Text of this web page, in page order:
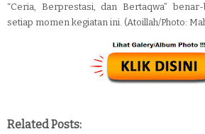
“Ceria, Berprestasi, dan Bertaqwa”
setiap momen kegiatan ini. (Atoillah/Photo:
Related Posts: